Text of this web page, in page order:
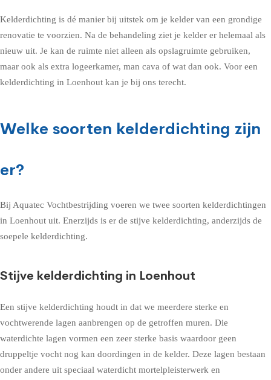
Kelderdichting is dé manier bij uitstek om je kelder van een grondige
renovatie te voorzien. Na de behandeling ziet je kelder er helemaal als
nieuw uit. Je kan de ruimte niet alleen als opslagruimte gebruiken,
maar ook als extra logeerkamer, man cava of wat dan ook. Voor een
kelderdichting in Loenhout kan je bij ons terecht.
Welke soorten kelderdichting zijn
er?
Bij Aquatec Vochtbestrijding voeren we twee soorten kelderdichtingen
in Loenhout uit. Enerzijds is er de stijve kelderdichting, anderzijds de
soepele kelderdichting.
Stijve kelderdichting in Loenhout
Een stijve kelderdichting houdt in dat we meerdere sterke en
vochtwerende lagen aanbrengen op de getroffen muren. Die
waterdichte lagen vormen een zeer sterke basis waardoor geen
druppeltje vocht nog kan doordingen in de kelder. Deze lagen bestaan
onder andere uit speciaal waterdicht mortelpleisterwerk en